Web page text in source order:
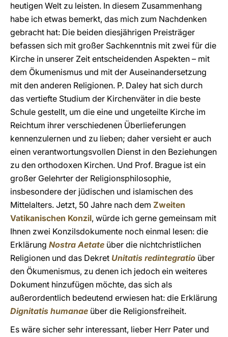
heutigen Welt zu leisten. In diesem Zusammenhang
habe ich etwas bemerkt, das mich zum Nachdenken
gebracht hat: Die beiden diesjährigen Preisträger
befassen sich mit großer Sachkenntnis mit zwei für die
Kirche in unserer Zeit entscheidenden Aspekten – mit
dem Ökumenismus und mit der Auseinandersetzung
mit den anderen Religionen. P. Daley hat sich durch
das vertiefte Studium der Kirchenväter in die beste
Schule gestellt, um die eine und ungeteilte Kirche im
Reichtum ihrer verschiedenen Überlieferungen
kennenzulernen und zu lieben; daher versieht er auch
einen verantwortungsvollen Dienst in den Beziehungen
zu den orthodoxen Kirchen. Und Prof. Brague ist ein
großer Gelehrter der Religionsphilosophie,
insbesondere der jüdischen und islamischen des
Mittelalters. Jetzt, 50 Jahre nach dem Zweiten
Vatikanischen Konzil, würde ich gerne gemeinsam mit
Ihnen zwei Konzilsdokumente noch einmal lesen: die
Erklärung Nostra Aetate über die nichtchristlichen
Religionen und das Dekret Unitatis redintegratio über
den Ökumenismus, zu denen ich jedoch ein weiteres
Dokument hinzufügen möchte, das sich als
außerordentlich bedeutend erwiesen hat: die Erklärung
Dignitatis humanae über die Religionsfreiheit.
Es wäre sicher sehr interessant, lieber Herr Pater und